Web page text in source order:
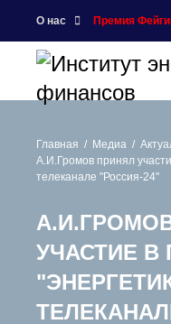
О нас Премия
Главная Медиа
А.И.Громов принял
телеканале "Россия-24"
УЧАСТИЕ В